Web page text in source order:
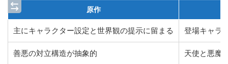
原作
主にキャラクター設定と世界観の提示に留まる 登場キャラ
善悪の対立構造が抽象的 天使と悪魔